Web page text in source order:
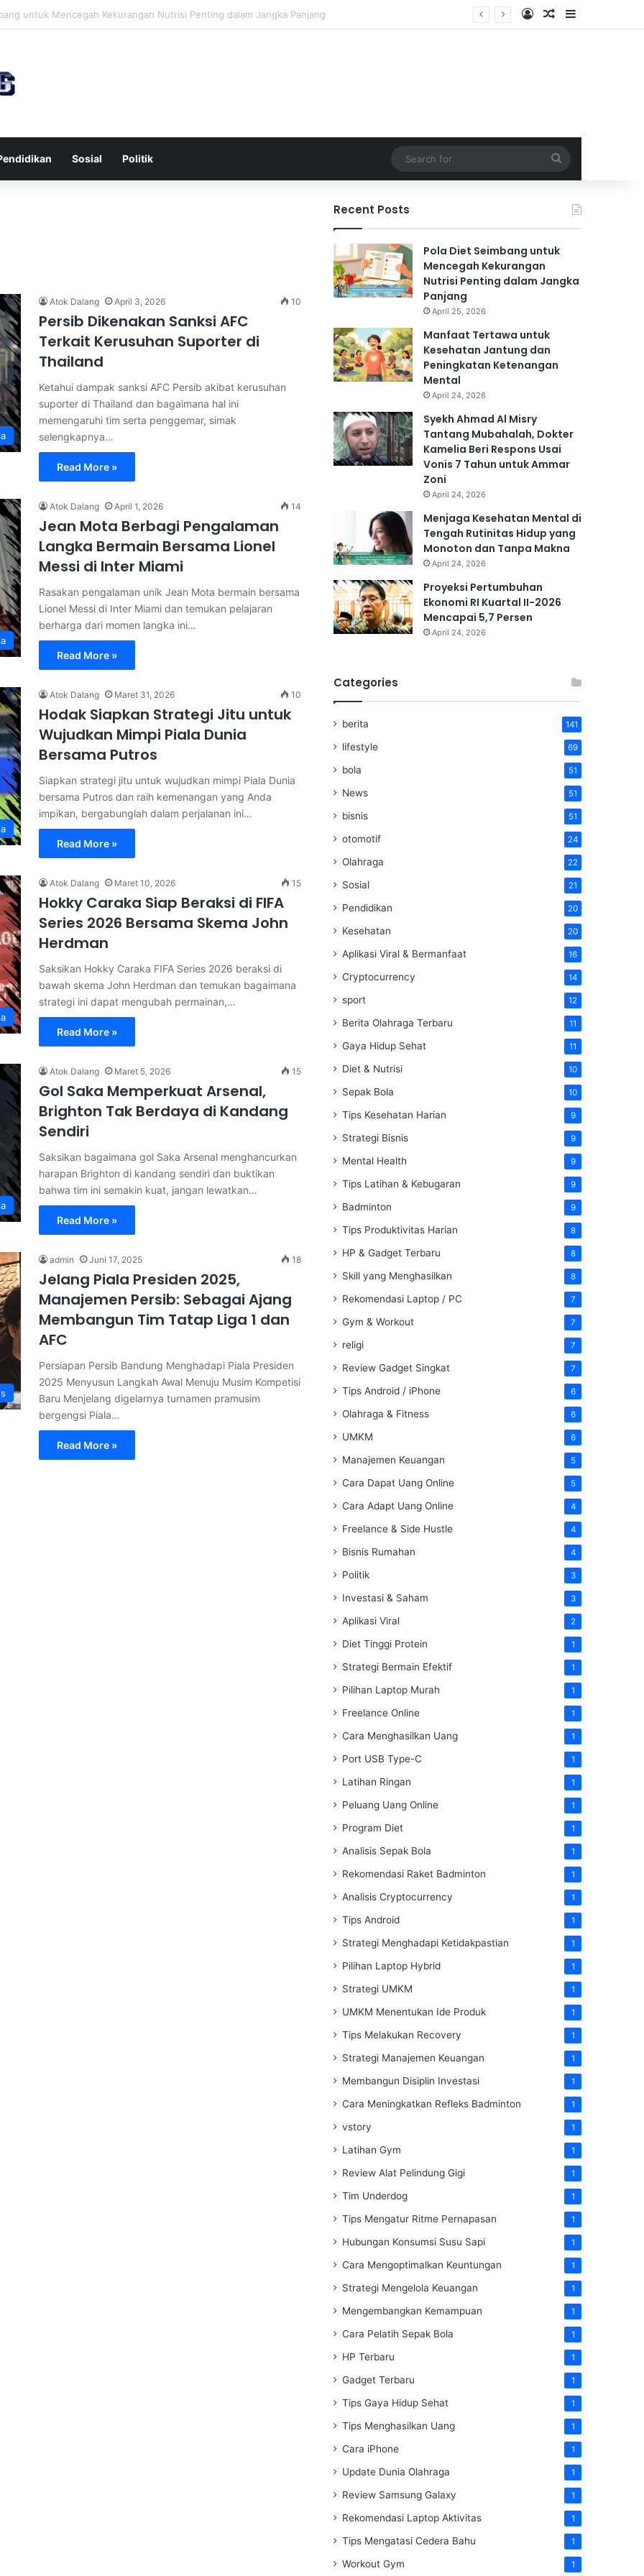
untuk Kesehatan Jantung dan Peningkatan Ketenangan Mental Log InRandom Article
Sidebar
Sosial Politik
for
Atok Dalang April 3, 2026 10
Persib Dikenakan Sanksi AFC
Terkait Kerusuhan Suporter di
Thailand
Ketahui dampak sanksi AFC Persib akibat kerusuhan
suporter di Thailand dan bagaimana hal ini
memengaruhi tim serta penggemar, simak
selengkapnya…
Read More »
Atok Dalang April 1, 2026 14
Jean Mota Berbagi Pengalaman
Langka Bermain Bersama Lionel
Messi di Inter Miami
Rasakan pengalaman unik Jean Mota bermain bersama
Lionel Messi di Inter Miami dan temukan pelajaran
berharga dari momen langka ini…
Read More »
Atok Dalang Maret 31, 2026 10
Hodak Siapkan Strategi Jitu untuk
Wujudkan Mimpi Piala Dunia
Bersama Putros
Siapkan strategi jitu untuk wujudkan mimpi Piala Dunia
bersama Putros dan raih kemenangan yang Anda
impikan, bergabunglah dalam perjalanan ini…
Read More »
Atok Dalang Maret 10, 2026 15
Hokky Caraka Siap Beraksi di FIFA
Series 2026 Bersama Skema John
Herdman
Saksikan Hokky Caraka FIFA Series 2026 beraksi di
bawah skema John Herdman dan temukan bagaimana
strategi ini dapat mengubah permainan,…
Read More »
Atok Dalang Maret 5, 2026 15
Gol Saka Memperkuat Arsenal,
Brighton Tak Berdaya di Kandang
Sendiri
Saksikan bagaimana gol Saka Arsenal menghancurkan
harapan Brighton di kandang sendiri dan buktikan
bahwa tim ini semakin kuat, jangan lewatkan…
Read More »
admin Juni 17, 2025 18
Jelang Piala Presiden 2025,
Manajemen Persib: Sebagai Ajang
Membangun Tim Tatap Liga 1 dan
AFC
Persiapan Persib Bandung Menghadapi Piala Presiden
2025 Menyusun Langkah Awal Menuju Musim Kompetisi
Baru Menjelang digelarnya turnamen pramusim
bergengsi Piala…
Read More »
Recent Posts
Pola Diet Seimbang untuk
Mencegah Kekurangan
Nutrisi Penting dalam Jangka
Panjang
April 25, 2026
Manfaat Tertawa untuk
Kesehatan Jantung dan
Peningkatan Ketenangan
Mental
April 24, 2026
Syekh Ahmad Al Misry
Tantang Mubahalah, Dokter
Kamelia Beri Respons Usai
Vonis 7 Tahun untuk Ammar
Zoni
April 24, 2026
Menjaga Kesehatan Mental di
Tengah Rutinitas Hidup yang
Monoton dan Tanpa Makna
April 24, 2026
Proyeksi Pertumbuhan
Ekonomi RI Kuartal II-2026
Mencapai 5,7 Persen
April 24, 2026
Categories
berita 141
lifestyle 69
bola 51
News 51
bisnis 51
otomotif 24
Olahraga 22
Sosial 21
Pendidikan 20
Kesehatan 20
Aplikasi Viral & Bermanfaat 16
Cryptocurrency 14
sport 12
Berita Olahraga Terbaru 11
Gaya Hidup Sehat 11
Diet & Nutrisi 10
Sepak Bola 10
Tips Kesehatan Harian 9
Strategi Bisnis 9
Mental Health 9
Tips Latihan & Kebugaran 9
Badminton 9
Tips Produktivitas Harian 8
HP & Gadget Terbaru 8
Skill yang Menghasilkan 8
Rekomendasi Laptop / PC 7
Gym & Workout 7
religi 7
Review Gadget Singkat 7
Tips Android / iPhone 6
Olahraga & Fitness 6
UMKM 6
Manajemen Keuangan 5
Cara Dapat Uang Online 5
Cara Adapt Uang Online 4
Freelance & Side Hustle 4
Bisnis Rumahan 4
Politik 3
Investasi & Saham 3
Aplikasi Viral 2
Diet Tinggi Protein 1
Strategi Bermain Efektif 1
Pilihan Laptop Murah 1
Freelance Online 1
Cara Menghasilkan Uang 1
Port USB Type-C 1
Latihan Ringan 1
Peluang Uang Online 1
Program Diet 1
Analisis Sepak Bola 1
Rekomendasi Raket Badminton 1
Analisis Cryptocurrency 1
Tips Android 1
Strategi Menghadapi Ketidakpastian 1
Pilihan Laptop Hybrid 1
Strategi UMKM 1
UMKM Menentukan Ide Produk 1
Tips Melakukan Recovery 1
Strategi Manajemen Keuangan 1
Membangun Disiplin Investasi 1
Cara Meningkatkan Refleks Badminton 1
vstory 1
Latihan Gym 1
Review Alat Pelindung Gigi 1
Tim Underdog 1
Tips Mengatur Ritme Pernapasan 1
Hubungan Konsumsi Susu Sapi 1
Cara Mengoptimalkan Keuntungan 1
Strategi Mengelola Keuangan 1
Mengembangkan Kemampuan 1
Cara Pelatih Sepak Bola 1
HP Terbaru 1
Gadget Terbaru 1
Tips Gaya Hidup Sehat 1
Tips Menghasilkan Uang 1
Cara iPhone 1
Update Dunia Olahraga 1
Review Samsung Galaxy 1
Rekomendasi Laptop Aktivitas 1
Tips Mengatasi Cedera Bahu 1
Workout Gym 1